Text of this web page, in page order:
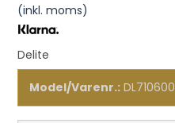
(inkl. moms)
Delite
Model/Varenr.: DL710600